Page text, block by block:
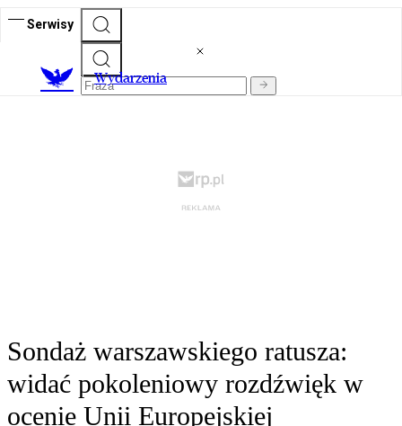
Serwisy
Wydarzenia
Sondaż warszawskiego ratusza:
widać pokoleniowy rozdźwięk w
ocenie Unii Europejskiej